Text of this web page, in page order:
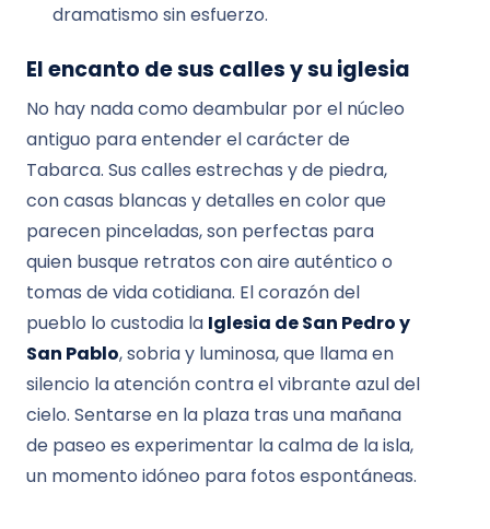
dramatismo sin esfuerzo.
El encanto de sus calles y su iglesia
No hay nada como deambular por el núcleo
antiguo para entender el carácter de
Tabarca. Sus calles estrechas y de piedra,
con casas blancas y detalles en color que
parecen pinceladas, son perfectas para
quien busque retratos con aire auténtico o
tomas de vida cotidiana. El corazón del
pueblo lo custodia la Iglesia de San Pedro y
San Pablo, sobria y luminosa, que llama en
silencio la atención contra el vibrante azul del
cielo. Sentarse en la plaza tras una mañana
de paseo es experimentar la calma de la isla,
un momento idóneo para fotos espontáneas.